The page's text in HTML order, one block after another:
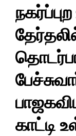
காட்டி